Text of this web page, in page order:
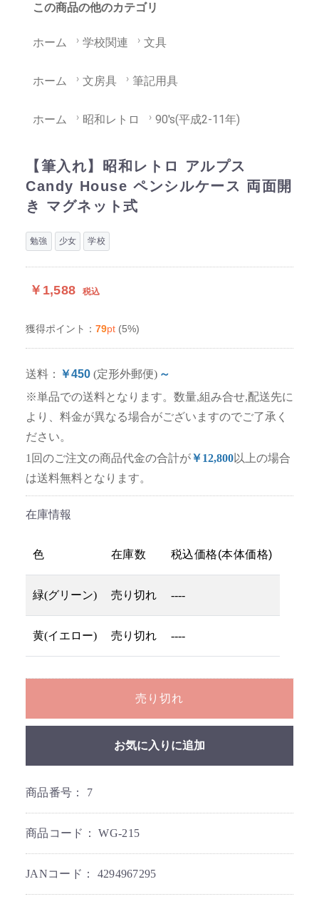
この商品の他のカテゴリ
ホーム 学校関連 文具
ホーム 文房具 筆記用具
ホーム 昭和レトロ 90's(平成2-11年)
【筆入れ】昭和レトロ アルプス
Candy House ペンシルケース 両面開
き マグネット式
勉強 少女 学校
￥1,588 税込
獲得ポイント： 79pt (5%)
送料： ￥450 (定形外郵便) ～
※単品での送料となります。数量,組み合せ,配送先に
より、料金が異なる場合がございますのでご了承く
ださい。
1回のご注文の商品代金の合計が￥12,800以上の場合
は送料無料となります。
在庫情報
色 在庫数 税込価格(本体価格)
緑(グリーン) 売り切れ ----
黄(イエロー) 売り切れ ----
売り切れ
お気に入りに追加
商品番号： 7
商品コード：WG-215
JANコード： 4294967295